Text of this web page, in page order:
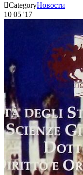
CategoryНовости
10 05 '17